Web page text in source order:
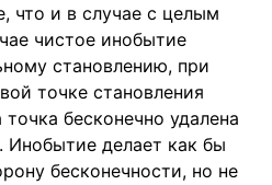
что и в случае с целым
чистое инобытие
становлению, при
точке становления
точка бесконечно удалена
Инобытие делает как бы
бесконечности, но не